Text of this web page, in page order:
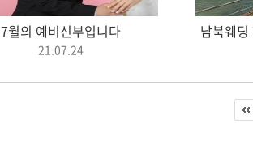
7월의 예비신부입니다
21.07.24
남북웨